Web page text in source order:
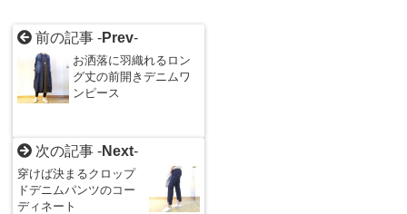
前の記事 -Prev-
お洒落に羽織れるロン
グ丈の前開きデニムワ
ンピース
次の記事 -Next-
穿けば決まるクロップ
ドデニムパンツのコー
ディネート